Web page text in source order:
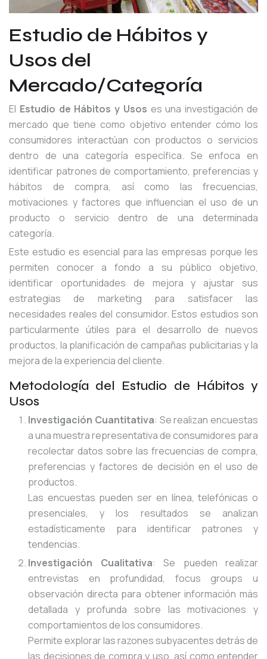
Estudio de Hábitos y
Usos del
Mercado/Categoría
El Estudio de Hábitos y Usos es una investigación de
mercado que tiene como objetivo entender cómo los
consumidores interactúan con productos o servicios
dentro de una categoría específica. Se enfoca en
identificar patrones de comportamiento, preferencias y
hábitos de compra, así como las frecuencias,
motivaciones y factores que influencian el uso de un
producto o servicio dentro de una determinada
categoría.
Este estudio es esencial para las empresas porque les
permiten conocer a fondo a su público objetivo,
identificar oportunidades de mejora y ajustar sus
estrategias de marketing para satisfacer las
necesidades reales del consumidor. Estos estudios son
particularmente útiles para el desarrollo de nuevos
productos, la planificación de campañas publicitarias y la
mejora de la experiencia del cliente.
Metodología del Estudio de Hábitos y
Usos
Investigación Cuantitativa: Se realizan encuestas
a una muestra representativa de consumidores para
recolectar datos sobre las frecuencias de compra,
preferencias y factores de decisión en el uso de
productos.
Las encuestas pueden ser en línea, telefónicas o
presenciales, y los resultados se analizan
estadísticamente para identificar patrones y
tendencias.
Investigación Cualitativa: Se pueden realizar
entrevistas en profundidad, focus groups u
observación directa para obtener información más
detallada y profunda sobre las motivaciones y
comportamientos de los consumidores.
Permite explorar las razones subyacentes detrás de
las decisiones de compra y uso, así como entender